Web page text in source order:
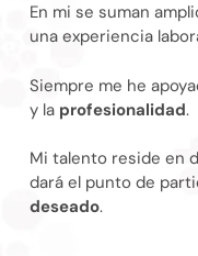
En mi se suman
una experiencia
Siempre me he
y la profesionalidad.
Mi talento reside en
dará el punto de
deseado.